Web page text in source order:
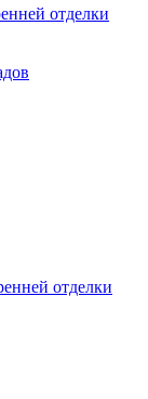
отделки
отделки